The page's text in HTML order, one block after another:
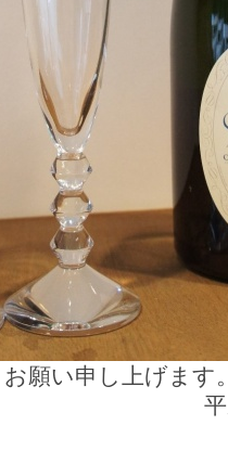
願い申し上げます
年